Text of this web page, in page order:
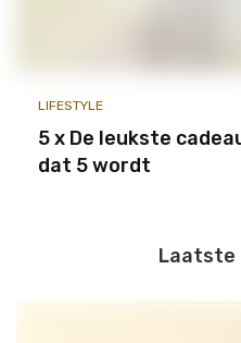
LIFESTYLE
5 x De leukste
dat 5 wordt
Laatste